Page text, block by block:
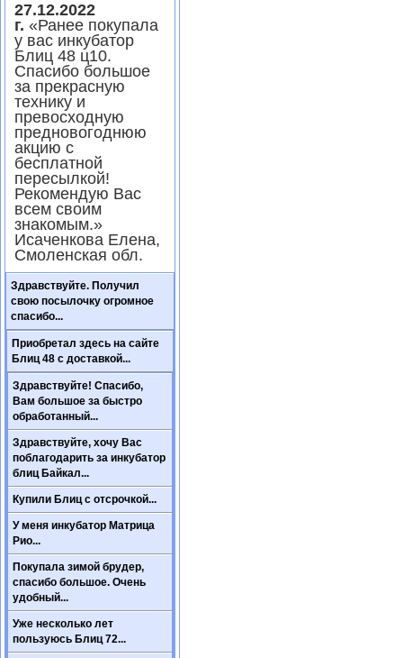
27.12.2022
г. «Ранее покупала
у вас инкубатор
Блиц 48 ц10.
Спасибо большое
за прекрасную
технику и
превосходную
предновогоднюю
акцию с
бесплатной
пересылкой!
Рекомендую Вас
всем своим
знакомым.»
Исаченкова Елена,
Смоленская обл.
Здравствуйте. Получил
свою посылочку огромное
спасибо...
Приобретал здесь на сайте
Блиц 48 с доставкой...
Здравствуйте! Спасибо,
Вам большое за быстро
обработанный...
Здравствуйте, хочу Вас
поблагодарить за инкубатор
блиц Байкал...
Купили Блиц с отсрочкой...
У меня инкубатор Матрица
Рио...
Покупала зимой брудер,
спасибо большое. Очень
удобный...
Уже несколько лет
пользуюсь Блиц 72...